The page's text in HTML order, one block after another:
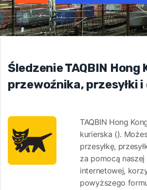
Śledzenie TAQBIN Hong
przewoźnika, przesyłki
TAQBIN Hong
kurierska ().
przesyłkę,
za pomocą
internetowej,
powyższego